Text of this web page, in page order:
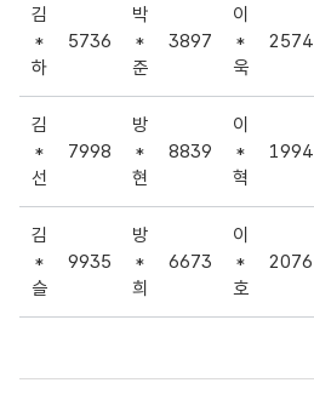
김
*
하
5736
박
*
준
3897
이
*
욱
2574
김
*
선
7998
방
*
현
8839
이
*
혁
1994
김
*
슬
9935
방
*
희
6673
이
*
호
2076